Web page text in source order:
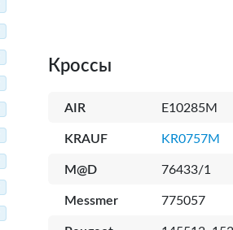
Кроссы
AIR E10285M
KRAUF KR0757M
M@D 76433/1
Messmer 775057